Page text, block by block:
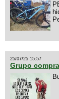
25/07/25 15:57
Grupo